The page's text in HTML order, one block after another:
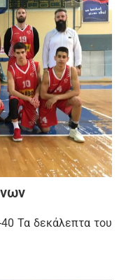
Τα δεκάλεπτα του